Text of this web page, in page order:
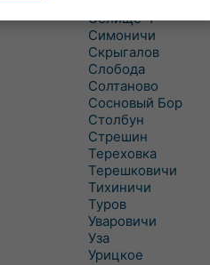
Селище-1
Симоничи
Скрыгалов
Слобода
Солтаново
Сосновый Бор
Столбун
Стрешин
Тереховка
Терешковичи
Тихиничи
Туров
Уваровичи
Уза
Урицкое